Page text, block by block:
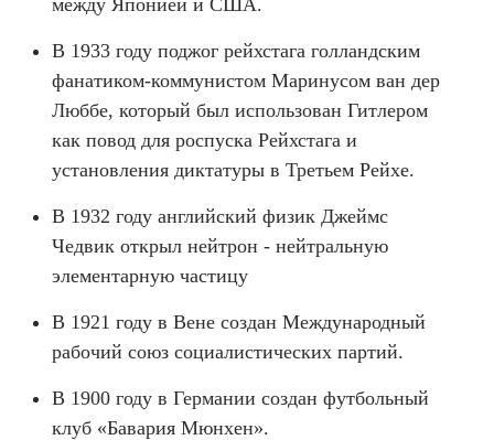
между Японией и США.
В 1933 году поджог рейхстага голландским
фанатиком-коммунистом Маринусом ван дер
Люббе, который был использован Гитлером
как повод для роспуска Рейхстага и
установления диктатуры в Третьем Рейхе.
В 1932 году английский физик Джеймс
Чедвик открыл нейтрон - нейтральную
элементарную частицу
В 1921 году в Вене создан Международный
рабочий союз социалистических партий.
В 1900 году в Германии создан футбольный
клуб «Бавария Мюнхен».